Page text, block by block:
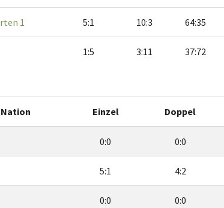
1 5:1 10:3 64:35
1:5 3:11 37:72
Nation Einzel Doppel
0:0 0:0
5:1 4:2
0:0 0:0